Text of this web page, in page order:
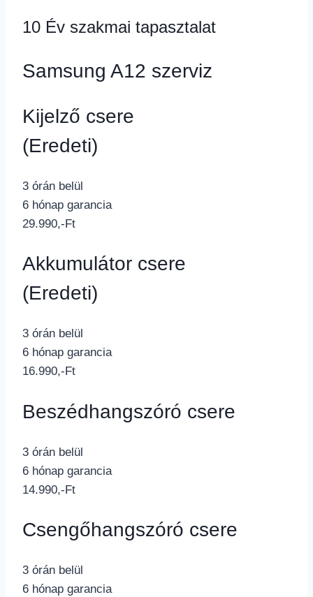
10 Év szakmai tapasztalat
Samsung A12 szerviz
Kijelző csere
(Eredeti)
3 órán belül
6 hónap garancia
29.990,-Ft
Akkumulátor csere
(Eredeti)
3 órán belül
6 hónap garancia
16.990,-Ft
Beszédhangszóró csere
3 órán belül
6 hónap garancia
14.990,-Ft
Csengőhangszóró csere
3 órán belül
6 hónap garancia